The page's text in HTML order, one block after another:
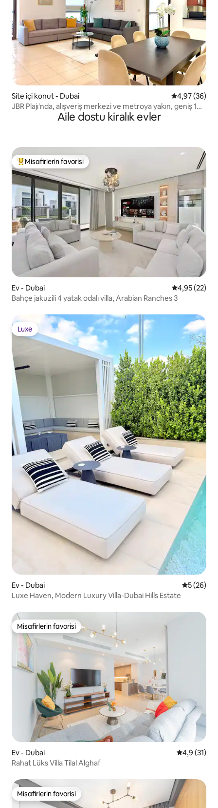
Site içi konut - Dubai 5 üzerinden
4,97 (36)
JBR Plajı'nda, alışveriş merkezi ve metroya yakın, geniş 1
yatak odalı daireAile dostu kiralık evler
Misafirlerin favorilerinden en beğenilenler arasında
Misafirlerin favorisi
Ev - Dubai 5 üzerinden
4,95 (22)
Bahçe jakuzili 4 yatak odalı villa, Arabian Ranches 3
Luxe
Luxe
Ev - Dubai 55 (26)
Luxe Haven, Modern Luxury Villa-Dubai Hills Estate
Misafirlerin favorisi
Misafirlerin favorisi
Ev - Dubai 54,9 (31)
Rahat Lüks Villa Tilal Alghaf
Misafirlerin favorisi
Misafirlerin favorisi